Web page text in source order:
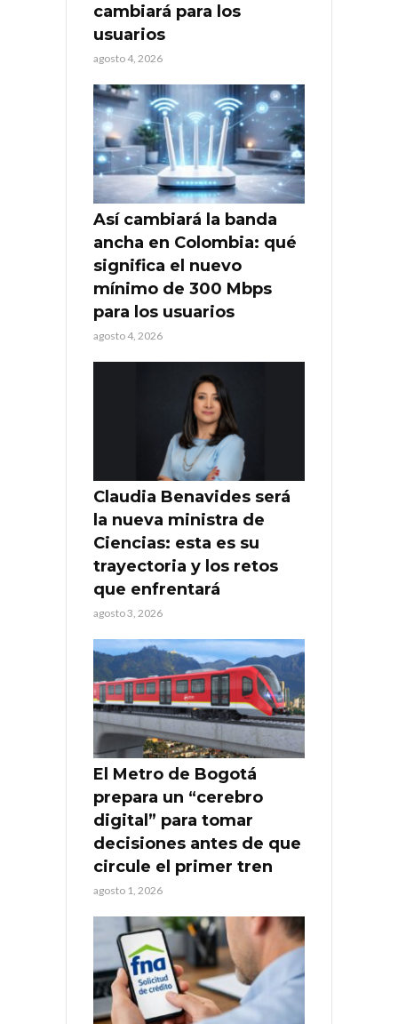
cambiará para los
usuarios
agosto 4, 2026
Así cambiará la banda
ancha en Colombia: qué
significa el nuevo
mínimo de 300 Mbps
para los usuarios
agosto 4, 2026
Claudia Benavides será
la nueva ministra de
Ciencias: esta es su
trayectoria y los retos
que enfrentará
agosto 3, 2026
El Metro de Bogotá
prepara un “cerebro
digital” para tomar
decisiones antes de que
circule el primer tren
agosto 1, 2026